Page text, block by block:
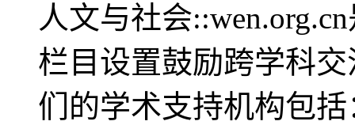
人文与社会
栏目设置鼓励跨学科
们的学术支持机构包